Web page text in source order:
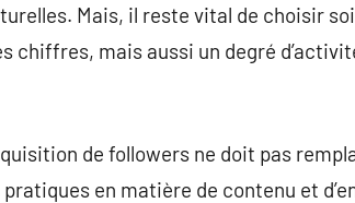
Mais, il reste vital de choisir
chiffres, mais aussi un degré
de followers ne doit pas
en matière de contenu et